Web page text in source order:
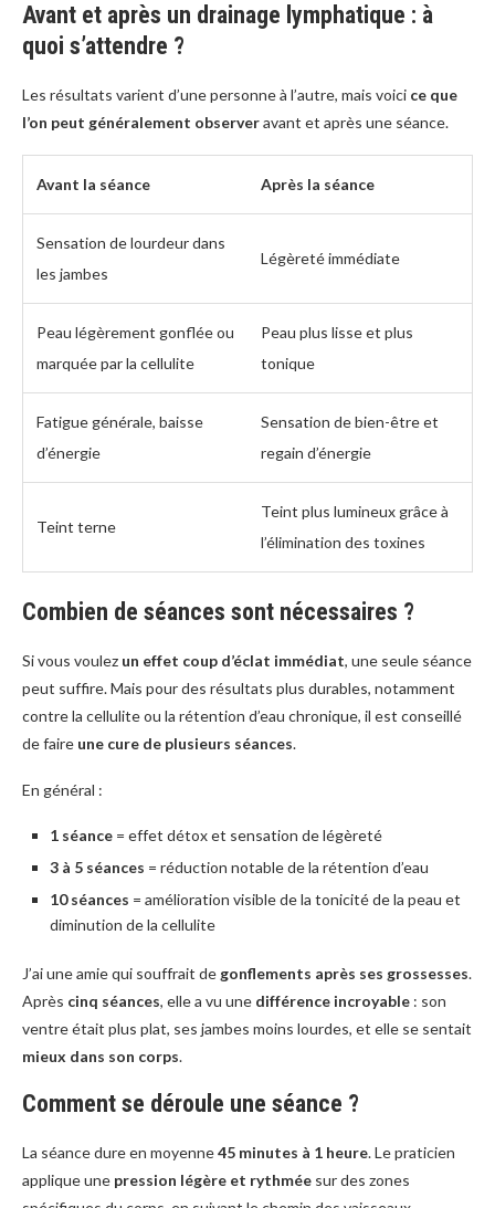
Avant et après un drainage lymphatique : à
quoi s’attendre ?
Les résultats varient d’une personne à l’autre, mais voici ce que
l’on peut généralement observeravant et après une séance.
Avant la séance Après la séance
Sensation de lourdeur dans
les jambes
Légèreté immédiate
Peau légèrement gonflée ou
marquée par la cellulite
Peau plus lisse et plus
tonique
Fatigue générale, baisse
d’énergie
Sensation de bien-être et
regain d’énergie
Teint terne
Teint plus lumineux grâce à
l’élimination des toxines
Combien de séances sont nécessaires ?
Si vous voulez un effet coup d’éclat immédiat, une seule séance
peut suffire. Mais pour des résultats plus durables, notamment
contre la cellulite ou la rétention d’eau chronique, il est conseillé
de faire une cure de plusieurs séances.
En général :
1 séance = effet détox et sensation de légèreté
3 à 5 séances = réduction notable de la rétention d’eau
10 séances = amélioration visible de la tonicité de la peau et
diminution de la cellulite
J’ai une amie qui souffrait de gonflements après ses grossesses.
Après cinq séances, elle a vu une différence incroyable : son
ventre était plus plat, ses jambes moins lourdes, et elle se sentait
mieux dans son corps.
Comment se déroule une séance ?
La séance dure en moyenne45 minutes à 1 heure. Le praticien
applique une pression légère et rythmée sur des zones